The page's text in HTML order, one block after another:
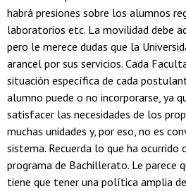
habrá presiones sobre los alumnos
laboratorios etc. La movilidad debe
pero le merece dudas que la
arancel por sus servicios. Cada
situación específica de cada
alumno puede o no incorporarse, ya
satisfacer las necesidades de los
muchas unidades y, por eso, no es
sistema. Recuerda lo que ha
programa de Bachillerato. Le parece
tiene que tener una política amplia